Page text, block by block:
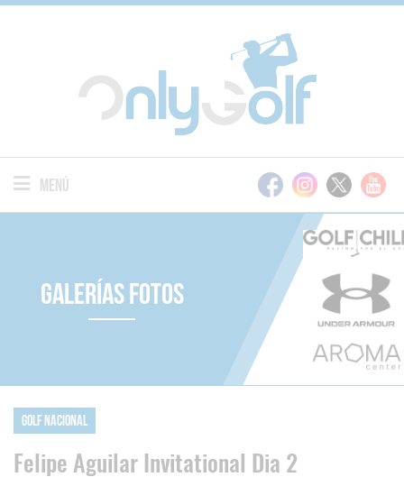
Menú
Galerías Fotos
Golf Nacional
Felipe Aguilar Invitational Dia 2